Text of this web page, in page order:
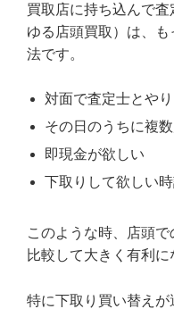
買取店に持ち込んで
ゆる店頭買取）は、
法です。
対面で査定士とや
その日のうちに複
即現金が欲しい
下取りして欲しい
このような時、店頭
比較して大きく有利に
特に下取り買い替え